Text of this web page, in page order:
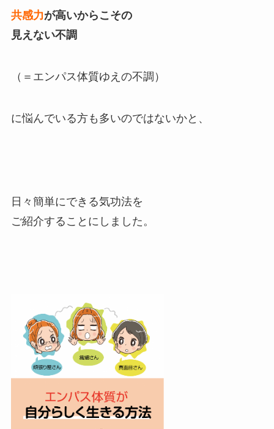
共感力が高いからこその
見えない不調
（＝エンパス体質ゆえの不調）
に悩んでいる方も多いのではないかと、
日々簡単にできる気功法を
ご紹介することにしました。